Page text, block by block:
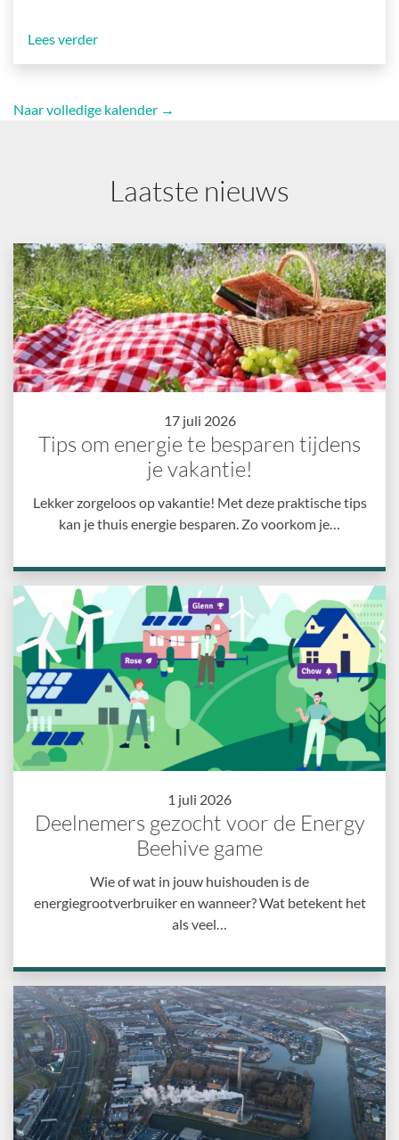
Lees verder
Naar volledige kalender →
Laatste nieuws
17 juli 2026
Tips om energie te besparen tijdens
je vakantie!
Lekker zorgeloos op vakantie! Met deze praktische tips
kan je thuis energie besparen. Zo voorkom je…
1 juli 2026
Deelnemers gezocht voor de Energy
Beehive game
Wie of wat in jouw huishouden is de
energiegrootverbruiker en wanneer? Wat betekent het
als veel…